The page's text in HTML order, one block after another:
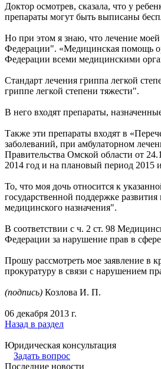
Доктор осмотрев, сказала, что у
препараты могут быть выписаны
Но при этом я знаю, что лечение
Федерации". «Медицинская помощь
Федерации всеми медицинскими
Стандарт лечения гриппа легкой
гриппе легкой степени тяжести".
В него входят препараты,
Также эти препараты входят в
заболеваний, при амбулаторном
Правительства Омской области от
2014 год и на плановый период 2015
То, что моя дочь относится к
государственной поддержке
медицинского назначения".
В соответствии с ч. 2 ст. 98
Федерации за нарушение прав в
Прошу рассмотреть мое заявление в
прокуратуру в связи с нарушением
(подпись) Козлова И. П.
06 декабря 2013 г.
Назад в раздел
Юридическая консультация
Задать вопрос
Последние новости